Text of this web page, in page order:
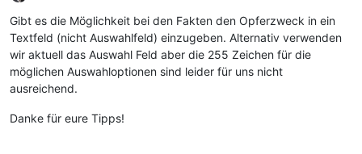
Gibt es die Möglichkeit bei den Fakten den Opferzweck in ein
Textfeld (nicht Auswahlfeld) einzugeben. Alternativ verwenden
wir aktuell das Auswahl Feld aber die 255 Zeichen für die
möglichen Auswahloptionen sind leider für uns nicht
ausreichend.
Danke für eure Tipps!